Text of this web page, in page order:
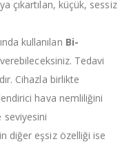
çıkartılan, küçük, sessiz
kullanılan Bi-
Tedavi
Cihazla birlikte
hava nemliliğini
diğer eşsiz özelliği ise